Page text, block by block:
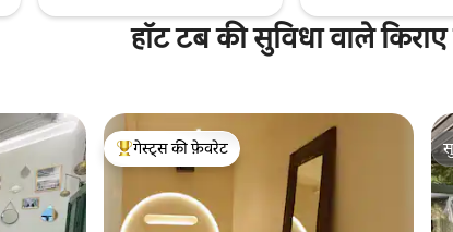
हॉट टब की सुविधा वाले किराए
गेस्ट्स का टॉप फ़ेवरेट
गेस्ट्स की फ़ेवरेट